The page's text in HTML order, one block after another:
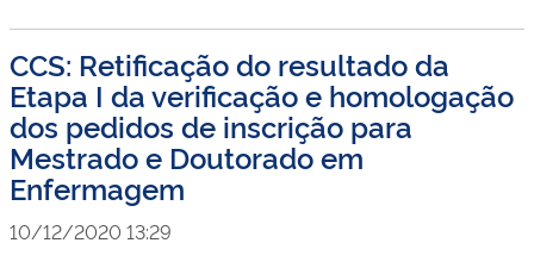
CCS: Retificação do resultado da
Etapa I da verificação e homologação
dos pedidos de inscrição para
Mestrado e Doutorado em
Enfermagem
10/12/2020 13:29